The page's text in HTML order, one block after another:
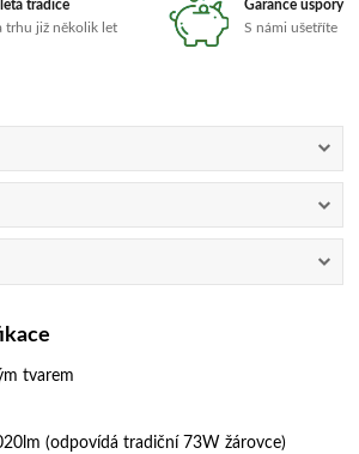
tradice
trhu již několik let
Garance úspory
S námi ušetříte
tvarem
(odpovídá tradiční 73W žárovce)